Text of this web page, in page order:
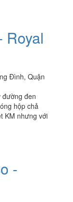
Royal
Đình, Quận
đen
hộp chả
KM nhưng với
-